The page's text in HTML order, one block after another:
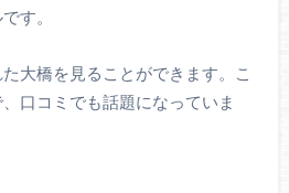
す。
大橋を見ることができます。こ
口コミでも話題になっていま